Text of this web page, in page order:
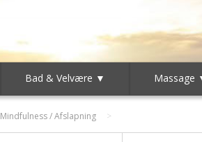
Bad & Velvære ▼ Massage
Mindfulness / Afslapning